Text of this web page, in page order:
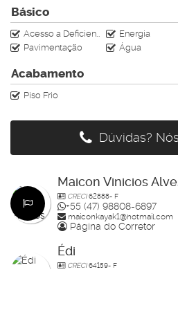
Básico
Acesso a Deficientes Energia
Pavimentação
Água
Acabamento
Piso Frio
Dúvidas?
Maicon Vinicios
CRECI62888- F
+55 (47) 98808-6897
maiconkayak1@hotmail.com
Página do Corretor
Édi
CRECI64159- F